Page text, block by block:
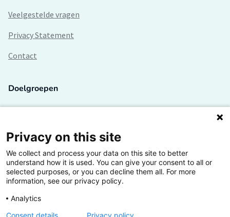
Veelgestelde vragen
Privacy Statement
Contact
Doelgroepen
Lectoren en onderzoekers
Bedrijven
Hogescholen
Privacy on this site
We collect and process your data on this site to better
understand how it is used. You can give your consent to all or
selected purposes, or you can decline them all. For more
information, see our privacy policy.
Analytics
Consent details
Privacy policy